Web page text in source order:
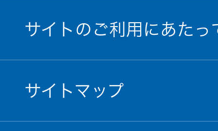
サイトのご利用にあたっ
サイトマップ